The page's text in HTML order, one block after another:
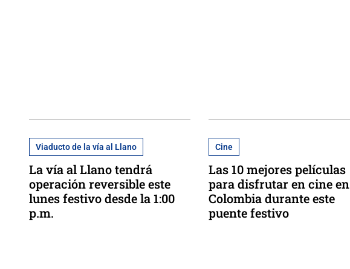
Viaducto de la vía al Llano
La vía al Llano tendrá
operación reversible este
lunes festivo desde la 1:00
p.m.
Cine
Las 10 mejores películas
para disfrutar en cine en
Colombia durante este
puente festivo